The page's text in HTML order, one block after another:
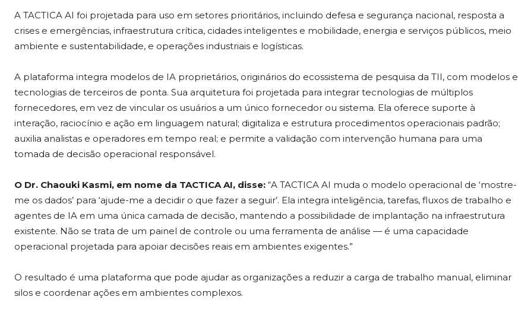
A TACTICA AI foi projetada para uso em setores prioritários, incluindo defesa e segurança nacional, resposta a
crises e emergências, infraestrutura crítica, cidades inteligentes e mobilidade, energia e serviços públicos, meio
ambiente e sustentabilidade, e operações industriais e logísticas.
A plataforma integra modelos de IA proprietários, originários do ecossistema de pesquisa da TII, com modelos e
tecnologias de terceiros de ponta. Sua arquitetura foi projetada para integrar tecnologias de múltiplos
fornecedores, em vez de vincular os usuários a um único fornecedor ou sistema. Ela oferece suporte à
interação, raciocínio e ação em linguagem natural; digitaliza e estrutura procedimentos operacionais padrão;
auxilia analistas e operadores em tempo real; e permite a validação com intervenção humana para uma
tomada de decisão operacional responsável.
O Dr. Chaouki Kasmi, em nome da TACTICA AI, disse: “A TACTICA AI muda o modelo operacional de ‘mostre-
me os dados’ para ‘ajude-me a decidir o que fazer a seguir’. Ela integra inteligência, tarefas, fluxos de trabalho e
agentes de IA em uma única camada de decisão, mantendo a possibilidade de implantação na infraestrutura
existente. Não se trata de um painel de controle ou uma ferramenta de análise — é uma capacidade
operacional projetada para apoiar decisões reais em ambientes exigentes.”
O resultado é uma plataforma que pode ajudar as organizações a reduzir a carga de trabalho manual, eliminar
silos e coordenar ações em ambientes complexos.